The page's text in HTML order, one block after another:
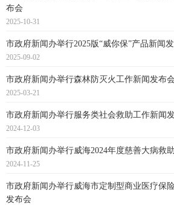
布会
2025-10-31
市政府新闻办举行2025版“威你保”产品新闻
2025-09-02
市政府新闻办举行森林防灭火工作新闻发布会
2025-03-21
市政府新闻办举行服务类社会救助工作新闻
2024-12-03
市政府新闻办举行威海2024年度慈善大病救
2024-11-25
市政府新闻办举行威海市定制型商业医疗保
发布会